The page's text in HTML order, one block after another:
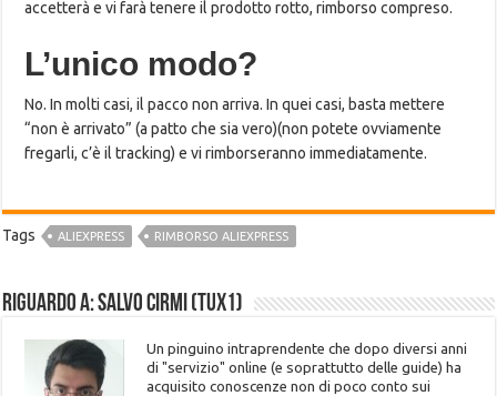
accetterà e vi farà tenere il prodotto rotto, rimborso compreso.
L’unico modo?
No. In molti casi, il pacco non arriva. In quei casi, basta mettere
“non è arrivato” (a patto che sia vero)(non potete ovviamente
fregarli, c’è il tracking) e vi rimborseranno immediatamente.
Tags ALIEXPRESS RIMBORSO ALIEXPRESS
Riguardo a: Salvo Cirmi (Tux1)
Un pinguino intraprendente che dopo diversi anni
di "servizio" online (e soprattutto delle guide) ha
acquisito conoscenze non di poco conto sui